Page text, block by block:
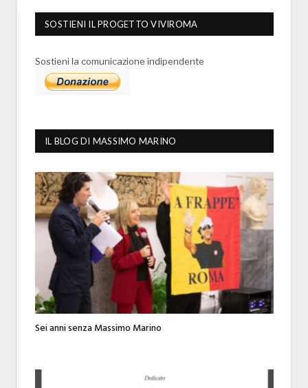
SOSTIENI IL PROGETTO VIVIROMA
Sostieni la comunicazione indipendente
IL BLOG DI MASSIMO MARINO
Sei anni senza Massimo Marino